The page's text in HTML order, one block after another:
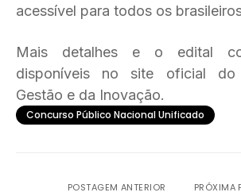
acessível para todos os
Mais detalhes e o edital
disponíveis no site oficial do
Gestão e da Inovação.
Concurso Público Nacional Unificado
POSTAGEM ANTERIOR PRÓXIMA